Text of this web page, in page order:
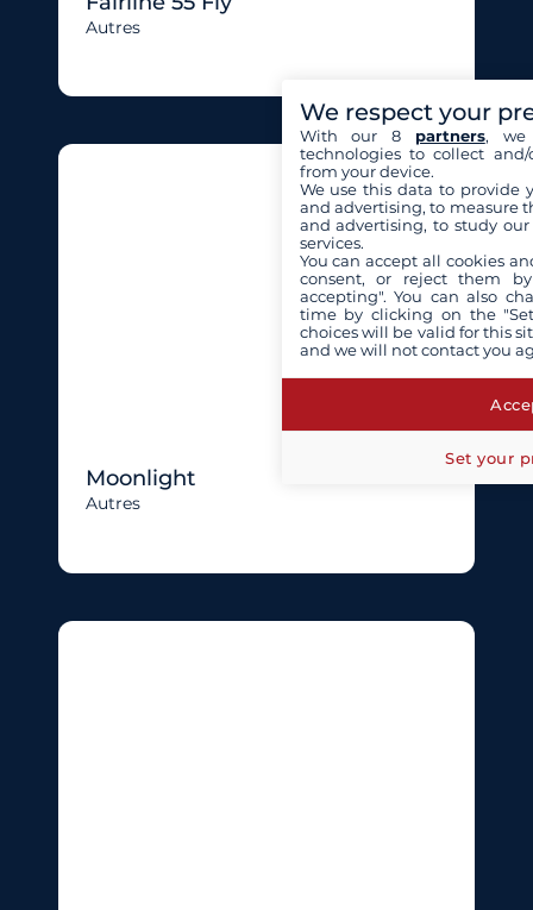
Autres
Moonlight
Autres
We respect your
With our 8 partners, we
technologies to collect
from your device.
We use this data to provide
and advertising, to measure
and advertising, to study
services.
You can accept all cookies
consent, or reject them
accepting". You can also
time by clicking on the
choices will be valid for this
and we will not contact you
Set your